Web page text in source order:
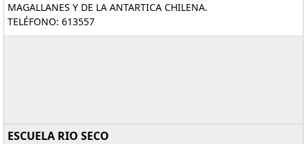
MAGALLANES Y DE LA ANTARTICA CHILENA.
TELÉFONO: 613557
ESCUELA RIO SECO